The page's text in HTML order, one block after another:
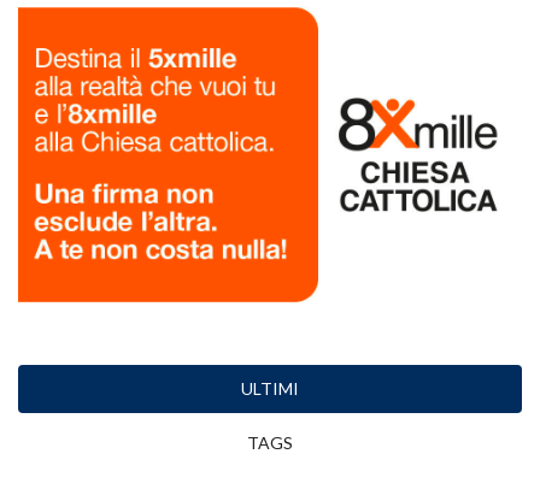
ULTIMI
TAGS